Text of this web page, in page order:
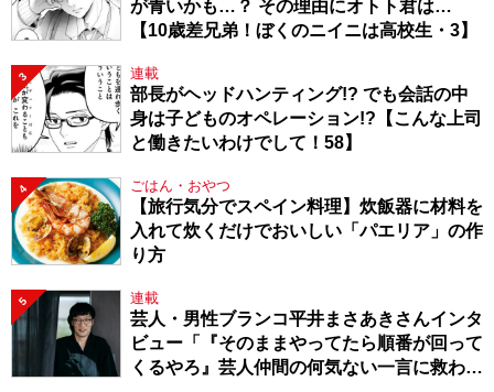
が青いかも…？ その理由にオトト君は…
【10歳差兄弟！ぼくのニイニは高校生・3】
3 連載
部長がヘッドハンティング!? でも会話の中
身は子どものオペレーション!?【こんな上司
と働きたいわけでして！58】
4 ごはん・おやつ
【旅行気分でスペイン料理】炊飯器に材料を
入れて炊くだけでおいしい「パエリア」の作
り方
5 連載
芸人・男性ブランコ平井まさあきさんインタ
ビュー「『そのままやってたら順番が回って
くるやろ』芸人仲間の何気ない一言に救われ